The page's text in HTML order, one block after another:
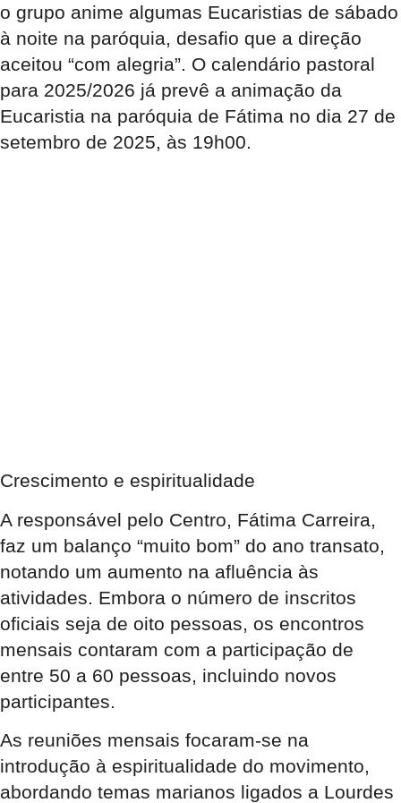
o grupo anime algumas Eucaristias de sábado
à noite na paróquia, desafio que a direção
aceitou “com alegria”. O calendário pastoral
para 2025/2026 já prevê a animação da
Eucaristia na paróquia de Fátima no dia 27 de
setembro de 2025, às 19h00.
Crescimento e espiritualidade
A responsável pelo Centro, Fátima Carreira,
faz um balanço “muito bom” do ano transato,
notando um aumento na afluência às
atividades . Embora o número de inscritos
oficiais seja de oito pessoas, os encontros
mensais contaram com a participação de
entre 50 a 60 pessoas, incluindo novos
participantes
As reuniões mensais focaram-se na
introdução à espiritualidade do movimento,
abordando temas marianos ligados a Lourdes